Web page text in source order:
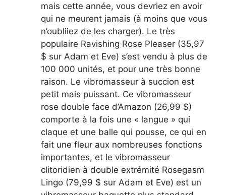
mais cette année, vous devriez en avoir
qui ne meurent jamais (à moins que vous
n’oubliiez de les charger). Le très
populaire Ravishing Rose Pleaser (35,97
$ sur Adam et Eve) s’est vendu à plus de
100 000 unités, et pour une très bonne
raison. Le vibromasseur à succion est
petit mais puissant. Ce vibromasseur
rose double face d’Amazon (26,99 $)
comporte à la fois une « langue » qui
claque et une balle qui pousse, ce qui en
fait une fleur aux nombreuses fonctions
importantes, et le vibromasseur
clitoridien à double extrémité Rosegasm
Lingo (79,99 $ sur Adam et Eve) est un